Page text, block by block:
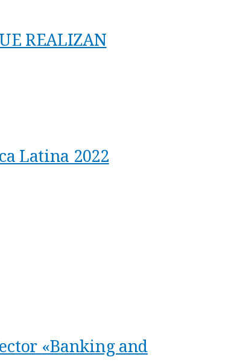
REALIZAN
Latina 2022
«Banking and